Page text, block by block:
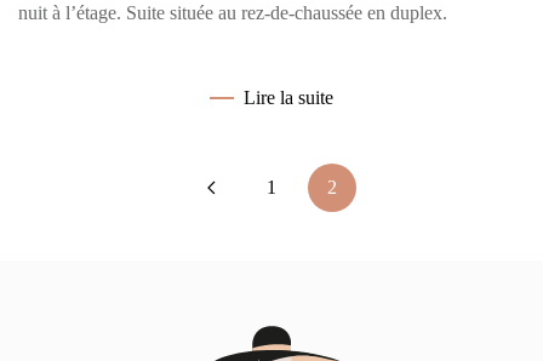
nuit à l’étage. Suite située au rez-de-chaussée en duplex.
Lire la suite
1 2